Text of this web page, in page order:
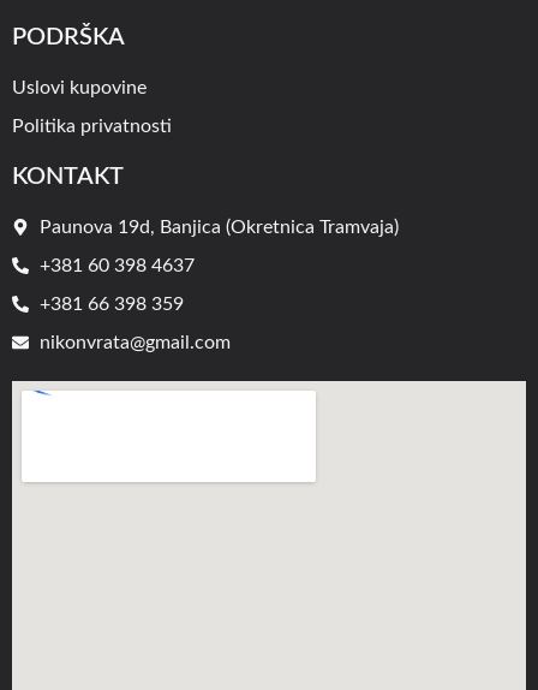
PODRŠKA
Uslovi kupovine
Politika privatnosti
KONTAKT
Paunova 19d, Banjica (Okretnica Tramvaja)
+381 60 398 4637
+381 66 398 359
nikonvrata@gmail.com